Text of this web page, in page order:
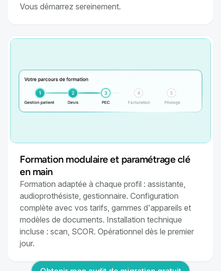
Vous démarrez sereinement.
Formation modulaire et paramétrage clé
en main
Formation adaptée à chaque profil : assistante,
audioprothésiste, gestionnaire. Configuration
complète avec vos tarifs, gammes d'appareils et
modèles de documents. Installation technique
incluse : scan, SCOR. Opérationnel dès le premier
jour.